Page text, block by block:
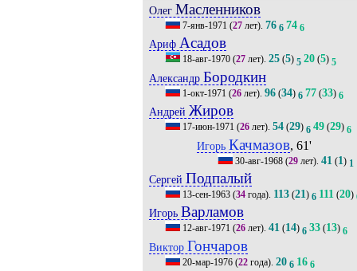
Олег Масленников
7-янв-1971 (27лет). 76 6 74 6
Ариф Асадов
18-авг-1970(27лет). 25(5) 5 20(5) 5
Александр Бородкин
1-окт-1971 (26лет). 96(34) 6 77(33) 6
Андрей Жиров
17-июн-1971 (26лет). 54(29) 6 49(29) 6
Игорь Качмазов, 61'
30-авг-1968 (29 лет).41 (1) 1
Сергей Подпалый
13-сен-1963(34года). 113(21) 6 111(20)
Игорь Варламов
12-авг-1971 (26лет). 41(14) 6 33(13) 6
Виктор Гончаров
20-мар-1976(22года). 20 6 16 6